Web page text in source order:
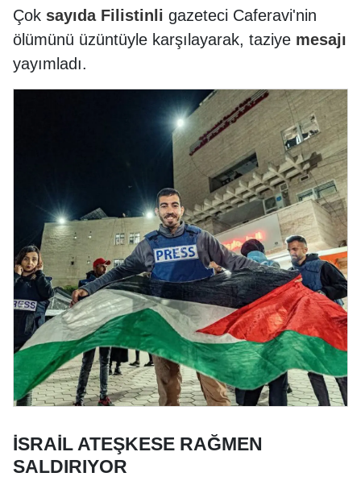
Çok sayıda Filistinli gazeteci Caferavi'nin
ölümünü üzüntüyle karşılayarak, taziye mesajı
yayımladı.
İSRAİL ATEŞKESE RAĞMEN
SALDIRIYOR